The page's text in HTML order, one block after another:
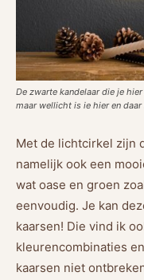
De zwarte kandelaar die je
maar wellicht is ie hier en
Met de lichtcirkel zijn
namelijk ook een
wat oase en groen
eenvoudig. Je kan
kaarsen! Die vind ik
kleurencombinaties
kaarsen niet